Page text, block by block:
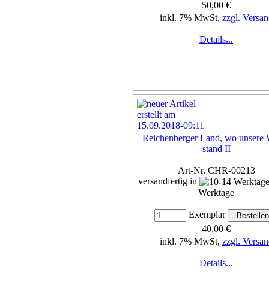
50,00 €
inkl. 7% MwSt, zzgl.
Details...
Reichenberger Land, wo unsere
stand II
Art-Nr. CHR-00213
versandfertig in
Werktage
Exemplar
40,00 €
inkl. 7% MwSt, zzgl.
Details...